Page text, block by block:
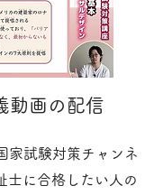
動画の配信
家試験対策チャンネ
士に合格したい人の